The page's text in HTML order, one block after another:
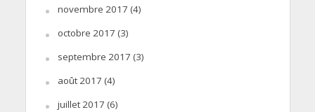
novembre 2017 (4)
octobre 2017 (3)
septembre 2017 (3)
août 2017 (4)
juillet 2017 (6)